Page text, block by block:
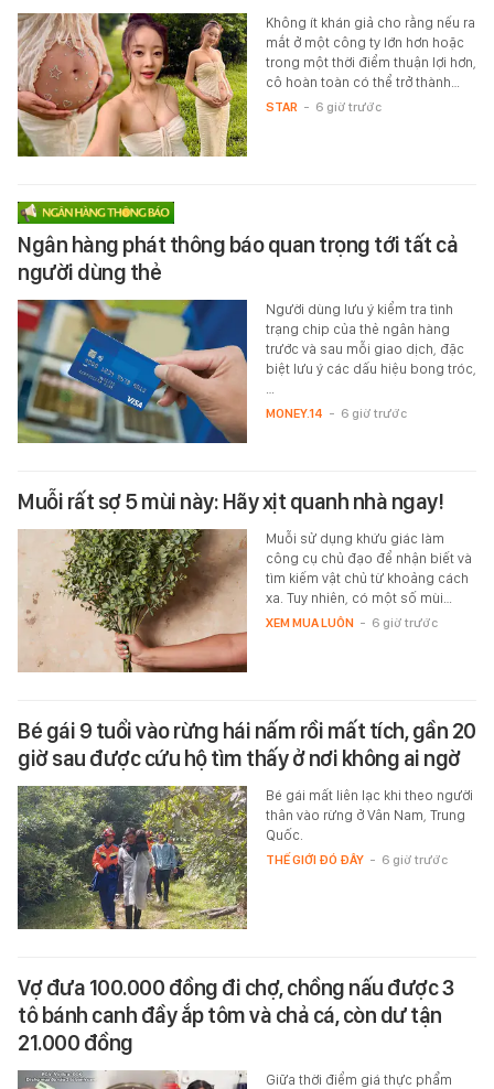
Không ít khán giả cho rằng nếu ra
mắt ở một công ty lớn hơn hoặc
trong một thời điểm thuận lợi hơn,
cô hoàn toàn có thể trở thành…
STAR - 6 giờ trước
Ngân hàng phát thông báo quan trọng tới tất cả
người dùng thẻ
Người dùng lưu ý kiểm tra tình
trạng chip của thẻ ngân hàng
trước và sau mỗi giao dịch, đặc
biệt lưu ý các dấu hiệu bong tróc,
MONEY.14 - 6 giờ trước
Muỗi rất sợ 5 mùi này: Hãy xịt quanh nhà ngay!
Muỗi sử dụng khứu giác làm
công cụ chủ đạo để nhận biết và
tìm kiếm vật chủ từ khoảng cách
xa. Tuy nhiên, có một số mùi…
XEM MUA LUÔN - 6 giờ trước
Bé gái 9 tuổi vào rừng hái nấm rồi mất tích, gần 20
giờ sau được cứu hộ tìm thấy ở nơi không ai ngờ
Bé gái mất liên lạc khi theo người
thân vào rừng ở Vân Nam, Trung
Quốc.
THẾ GIỚI ĐÓ ĐÂY - 6 giờ trước
Vợ đưa 100.000 đồng đi chợ, chồng nấu được 3
tô bánh canh đầy ắp tôm và chả cá, còn dư tận
21.000 đồng
Giữa thời điểm giá thực phẩm